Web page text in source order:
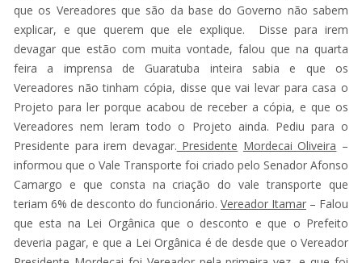
que os Vereadores que são da base do Governo não sabem
explicar, e que querem que ele explique. Disse para irem
devagar que estão com muita vontade, falou que na quarta
feira a imprensa de Guaratuba inteira sabia e que os
Vereadores não tinham cópia, disse que vai levar para casa o
Projeto para ler porque acabou de receber a cópia, e que os
Vereadores nem leram todo o Projeto ainda. Pediu para o
Presidente para irem devagar. Presidente Mordecai Oliveira –
informou que o Vale Transporte foi criado pelo Senador Afonso
Camargo e que consta na criação do vale transporte que
teriam 6% de desconto do funcionário. Vereador Itamar – Falou
que esta na Lei Orgânica que o desconto e que o Prefeito
deveria pagar, e que a Lei Orgânica é de desde que o Vereador